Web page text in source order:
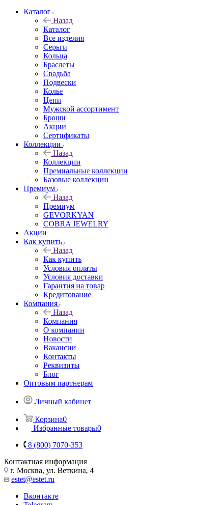
Каталог
Назад
Каталог
Все изделия
Серьги
Кольца
Браслеты
Свадьба
Подвески
Колье
Цепи
Мужской ассортимент
Броши
Акции
Сертификаты
Коллекции
Назад
Коллекции
Премиальные коллекции
Базовые коллекции
Премиум
Назад
Премиум
GEVORKYAN
COBRA JEWELRY
Акции
Как купить
Назад
Как купить
Условия оплаты
Условия доставки
Гарантия на товар
Кредитование
Компания
Назад
Компания
О компании
Новости
Вакансии
Контакты
Реквизиты
Блог
Оптовым партнерам
Личный кабинет
Корзина0
Избранные товары0
8 (800) 7070-353
Контактная информация
г. Москва, ул. Веткина, 4
estet@estet.ru
Вконтакте